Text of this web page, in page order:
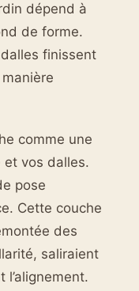
dépend à
de forme.
finissent
comme une
vos dalles.
pose
Cette couche
des
saliraient